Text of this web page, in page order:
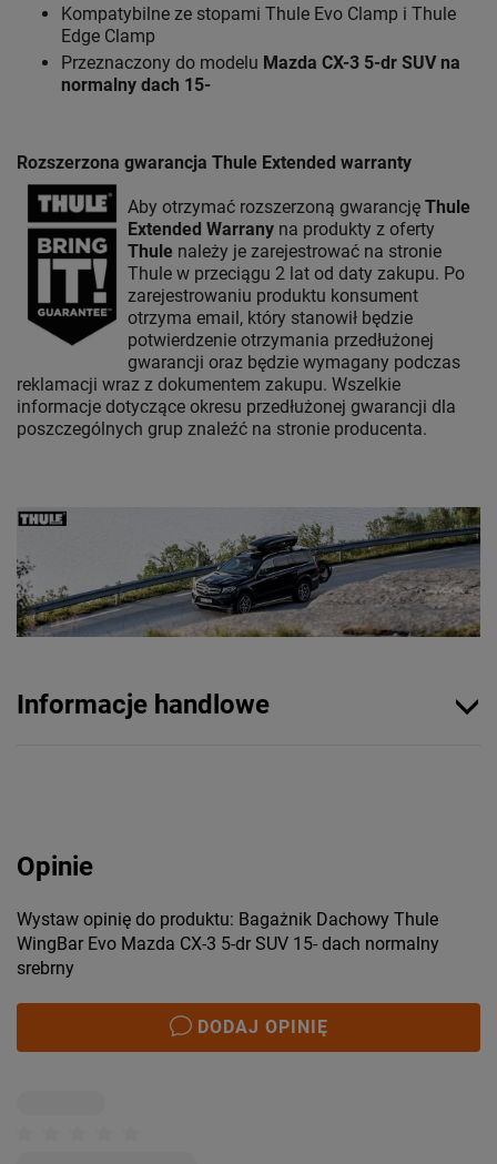
Kompatybilne ze stopami Thule Evo Clamp i Thule
Edge Clamp
Przeznaczony do modelu Mazda CX-3 5-dr SUV na
normalny dach 15-
Rozszerzona gwarancja Thule Extended warranty
Aby otrzymać rozszerzoną gwarancję Thule
Extended Warrany na produkty z oferty
Thule należy je zarejestrować na stronie
Thule w przeciągu 2 lat od daty zakupu. Po
zarejestrowaniu produktu konsument
otrzyma email, który stanowił będzie
potwierdzenie otrzymania przedłużonej
gwarancji oraz będzie wymagany podczas
reklamacji wraz z dokumentem zakupu. Wszelkie
informacje dotyczące okresu przedłużonej gwarancji dla
poszczególnych grup znaleźć na stronie producenta.
Informacje handlowe
Opinie
Wystaw opinię do produktu: Bagażnik Dachowy Thule
WingBar Evo Mazda CX-3 5-dr SUV 15- dach normalny
srebrny
DODAJ OPINIĘ